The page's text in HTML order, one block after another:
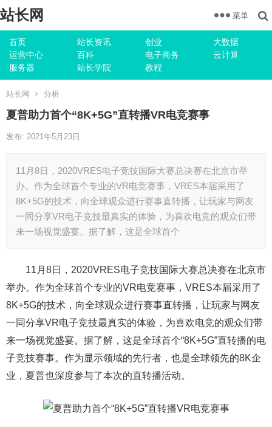
站长网
首页 站长资讯 创业
大数据
运营中心
百科 电子商务
云计算
服务器
站长学院 教程
菜单
站长网 分析
夏普助力首个“8K+5G”直转播VR电竞赛事
发布: 2021年5月23日
11月8日，2020VRES电子竞技国际大赛总决赛在北京市举
办。作为全球首个专业的VR电竞赛事，VRES本届采用了
8K+5G的技术，向全球观众进行赛事直转播，让玩家与网友
一同分享VR电子竞技最真实的体验，为喜欢电竞的观众们带
来一场视觉盛宴。据了解，这是全球首个
11月8日，2020VRES电子竞技国际大赛总决赛在北京市
举办。作为全球首个专业的VR电竞赛事，VRES本届采用了
8K+5G的技术，向全球观众进行赛事直转播，让玩家与网友
一同分享VR电子竞技最真实的体验，为喜欢电竞的观众们带
来一场视觉盛宴。据了解，这是全球首个“8K+5G”直转播的电
子竞技赛事。作为显示领域的先行者，也是全球领先的8K企
业，夏普也深度参与了本次的直转播活动。